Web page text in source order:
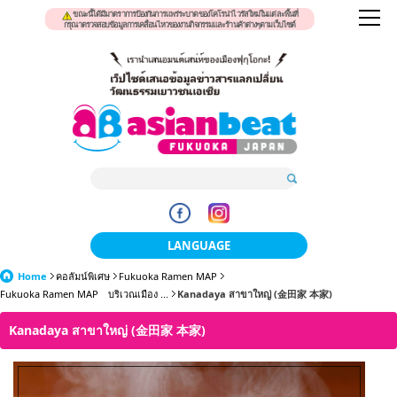
ขณะนี้ได้มีมาตราการป้องกันการแพร่ระบาดของโคโรน่าไวรัสใหม่ในแต่ละพื้นที่
กรุณาตรวจสอบข้อมูลการเคลื่อนไหวของงานกิจกรรมและร้านค้าต่างๆตามเว็บไซต์
LANGUAGE
日本語
한국어
簡体中文
繁體中文
Home คอลัมน์พิเศษ
Fukuoka Ramen MAP
Fukuoka Ramen MAP บริเวณเมือง ...
Kanadaya สาขาใหญ่ (金田家 本家)
Kanadaya สาขาใหญ่ (金田家 本家)